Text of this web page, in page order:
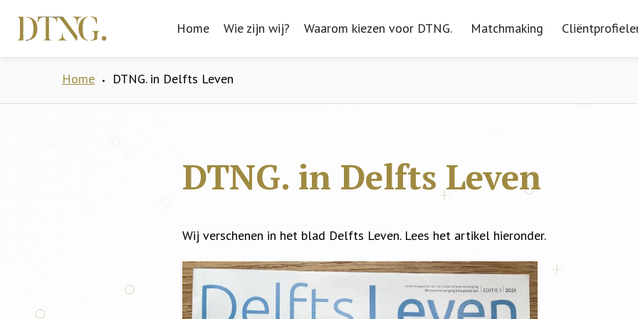
Home Wie zijn wij? Waarom kiezen voor DTNG. Matchmaking
Home Wie zijn wij? Waarom kiezen voor DTNG. Matchmaking
Home • DTNG. in Delfts Leven
DTNG. in Delfts Leven
Wij verschenen in het blad Delfts Leven. Lees het artikel hieronder.